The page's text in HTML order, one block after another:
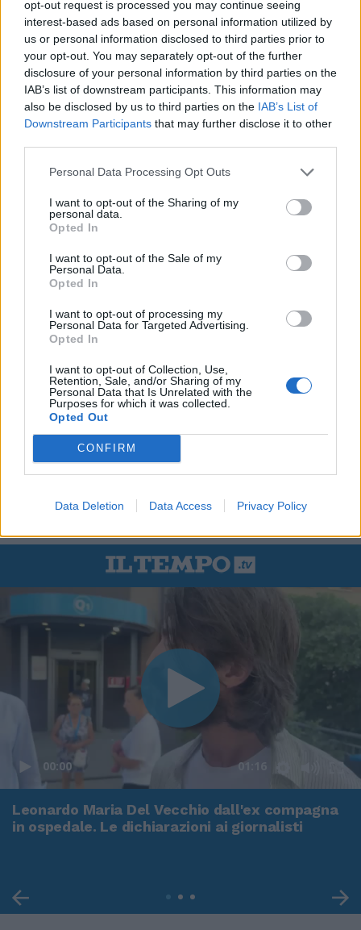
opt-out request is processed you may continue seeing
interest-based ads based on personal information utilized by
us or personal information disclosed to third parties prior to
your opt-out. You may separately opt-out of the further
disclosure of your personal information by third parties on the
IAB’s list of downstream participants. This information may
also be disclosed by us to third parties on the IAB’s List of
Downstream Participants that may further disclose it to other
Personal Data Processing Opt Outs
I want to opt-out of the Sharing of my
personal data.
Opted In
I want to opt-out of the Sale of my
Personal Data.
Opted In
I want to opt-out of processing my
Personal Data for Targeted Advertising.
Opted In
I want to opt-out of Collection, Use,
Retention, Sale, and/or Sharing of my
Personal Data that Is Unrelated with the
Purposes for which it was collected.
Opted Out
CONFIRM
Data Deletion Data Access Privacy Policy
00:00 01:16
Leonardo Maria Del Vecchio dall'ex compagna
in ospedale. Le dichiarazioni ai giornalisti